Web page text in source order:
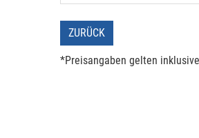
ZURÜCK
*Preisangaben gelten